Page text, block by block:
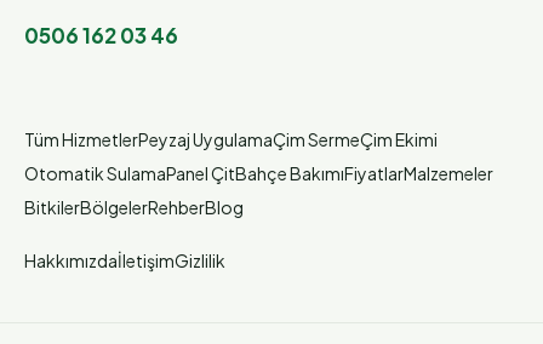
0506 162 03 46
Tüm HizmetlerPeyzaj UygulamaÇim SermeÇim Ekimi
Otomatik SulamaPanel ÇitBahçe BakımıFiyatlarMalzemeler
BitkilerBölgelerRehberBlog
HakkımızdaİletişimGizlilik